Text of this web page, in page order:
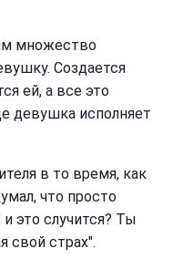
множество
Создается
ей, а все это
девушка исполняет
в то время, как
что просто
это случится? Ты
свой страх".